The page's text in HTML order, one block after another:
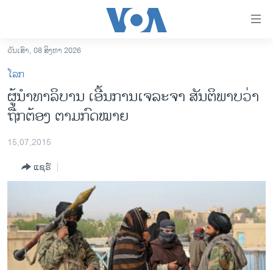
ເຂົ້າ
ຫາ
ຂ້າມ
ຂ້າມ
ຂ້າມ
ຫາ
ລາວ
ອາເມຣິກາ
ຂ່າວ​ຈີນ
ໂລກ
ອິດສະຫຼະພາບດ້ານການຂ່າວ
ຊີວິດຊາວລາວ
ຊຸມຊົນຊາວລາວ
ວັນເສົາ, 08 ສິງຫາ 2026
ໂລກ
ຜູ້ນຳທາລິບານ ເອີ້ນການເຈລະຈາ ສັນຕິພາບວ່າ
ຖືກຕ້ອງ ຕາມກົດໝາຍ
15,07,2015
ແຊຣ໌